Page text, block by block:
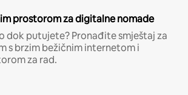
prostorom za digitalne nomade
dok putujete? Pronađite smještaj za
s brzim bežičnim internetom i
za rad.